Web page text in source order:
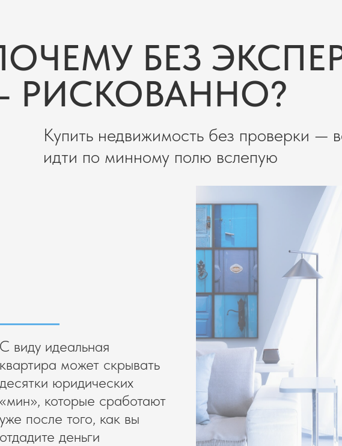
БЕЗ
РИСКОВАННО?
Купить недвижимость без проверки —
идти по минному полю вслепую
С виду идеальная
квартира может скрывать
десятки юридических
«мин», которые сработают
уже после того, как вы
отдадите деньги